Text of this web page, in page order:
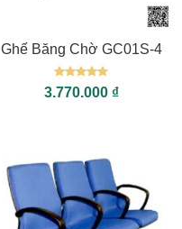
Ghế Băng Chờ GC01S-4
Được xếp
hạng55
3.770.000 ₫